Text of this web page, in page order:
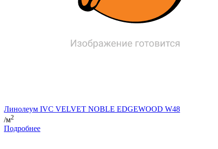
Линолеум IVC VELVET NOBLE EDGEWOOD W48
/м2
Подробнее